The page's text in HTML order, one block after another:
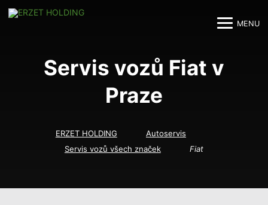
MENU
Servis vozů Fiat v
Praze
ERZET HOLDING
Autoservis
Servis vozů všech značek
Fiat